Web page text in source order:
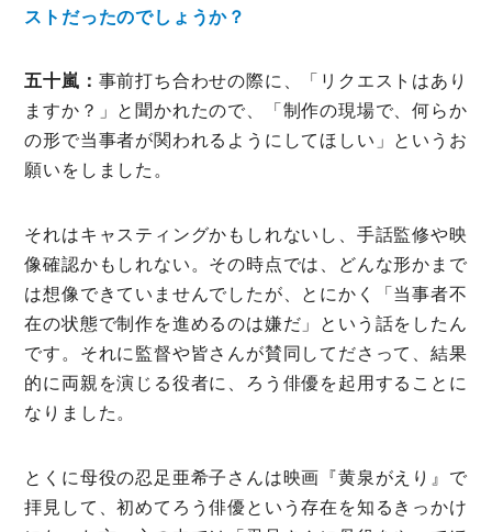
ストだったのでしょうか？
五十嵐： 事前打ち合わせの際に、「リクエストはあり
ますか？」と聞かれたので、「制作の現場で、何らか
の形で当事者が関われるようにしてほしい」というお
願いをしました。
それはキャスティングかもしれないし、手話監修や映
像確認かもしれない。その時点では、どんな形かまで
は想像できていませんでしたが、とにかく「当事者不
在の状態で制作を進めるのは嫌だ」という話をしたん
です。それに監督や皆さんが賛同してださって、結果
的に両親を演じる役者に、ろう俳優を起用することに
なりました。
とくに母役の忍足亜希子さんは映画『黄泉がえり』で
拝見して、初めてろう俳優という存在を知るきっかけ